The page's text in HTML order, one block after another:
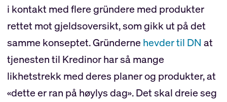
i kontakt med flere gründere med produkter
rettet mot gjeldsoversikt, som gikk ut på det
samme konseptet. Gründerne hevder til DN at
tjenesten til Kredinor har så mange
likhetstrekk med deres planer og produkter, at
«dette er ran på høylys dag». Det skal dreie seg